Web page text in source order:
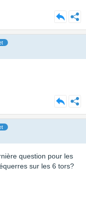
question pour les
sur les 6 tors?